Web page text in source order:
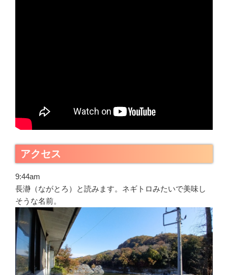
アクセス
9:44am
長瀞（ながとろ）と読みます。ネギトロみたいで美味し
そうな名前。